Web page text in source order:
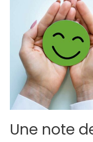
Une note